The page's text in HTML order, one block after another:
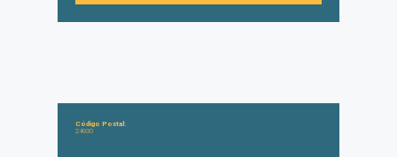
Código Postal:
24930